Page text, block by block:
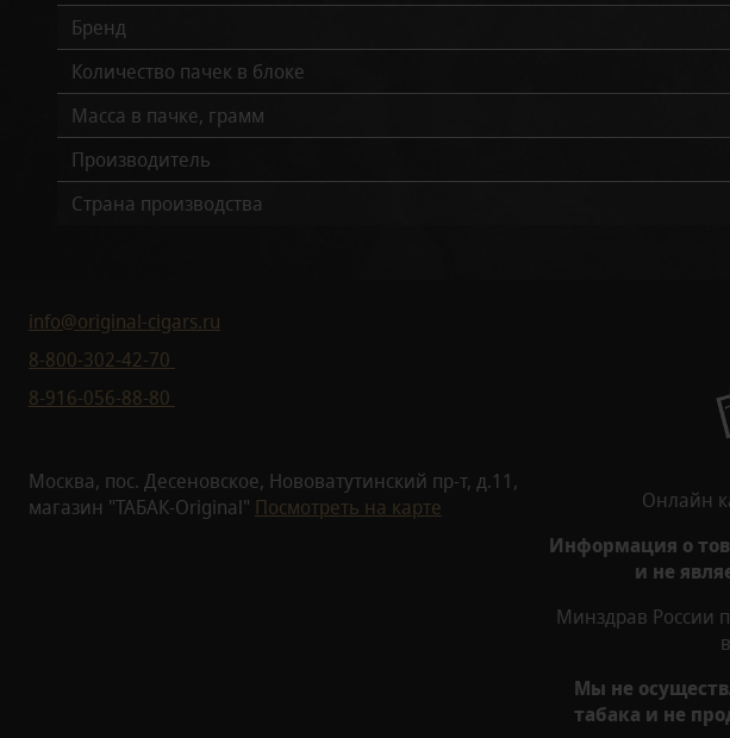
Бренд
Количество пачек в блоке
Масса в пачке, грамм
Производитель
Страна производства
info@original-cigars.ru
8-800-302-42-70
8-916-056-88-80
Москва, пос. Десеновское, Нововатутинский пр-т, д.11,
магазин "ТАБАК-Original" Посмотреть на карте
Онлайн
Информация о
и не
Минздрав России
Мы не
табака и не